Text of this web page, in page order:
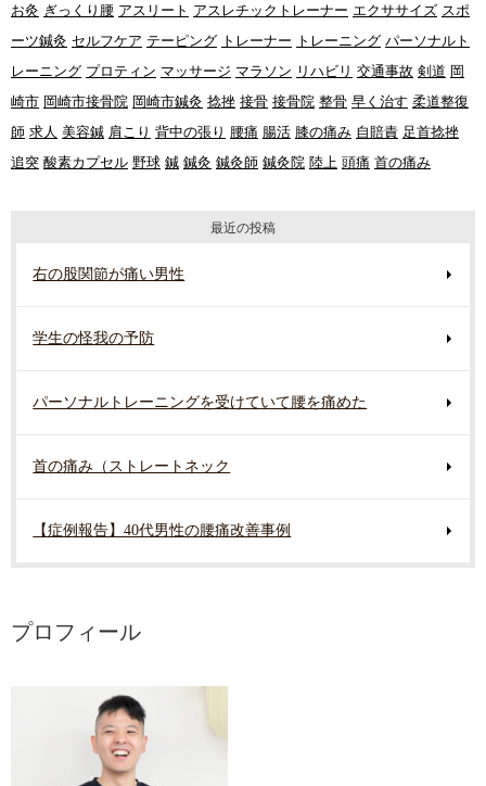
お灸 ぎっくり腰 アスリート アスレチックトレーナー エクササイズ スポ
ーツ鍼灸 セルフケア テーピング トレーナー トレーニング パーソナルト
レーニング プロティン マッサージ マラソン リハビリ 交通事故 剣道 岡
崎市 岡崎市接骨院 岡崎市鍼灸 捻挫 接骨 接骨院 整骨 早く治す 柔道整復
師 求人 美容鍼 肩こり 背中の張り 腰痛 腸活 膝の痛み 自賠責 足首捻挫
追突 酸素カプセル 野球 鍼 鍼灸 鍼灸師 鍼灸院 陸上 頭痛 首の痛み
最近の投稿
右の股関節が痛い男性
学生の怪我の予防
パーソナルトレーニングを受けていて腰を痛めた
首の痛み（ストレートネック
【症例報告】40代男性の腰痛改善事例
プロフィール